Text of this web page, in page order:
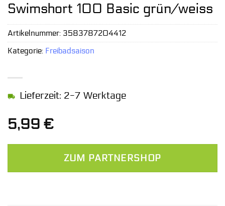
Swimshort 100 Basic grün/weiss
5,99 €
Lieferzeit: 2-7 Werktage
ZUM PARTNERSHOP
Artikelnummer: 3583787204412
Kategorie: Freibadsaison